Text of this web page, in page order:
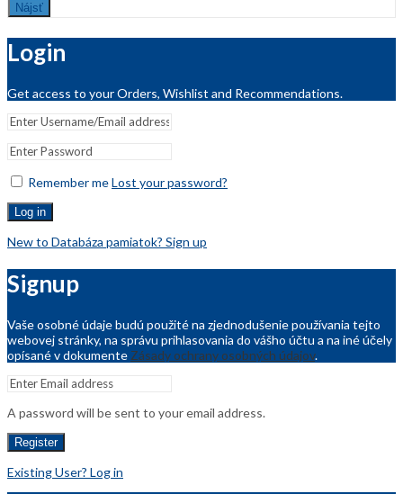
Nájsť
Login
Get access to your Orders, Wishlist and Recommendations.
Remember meLost your password?
Log in
New to Databáza pamiatok? Sign up
Signup
Vaše osobné údaje budú použité na zjednodušenie používania tejto
webovej stránky, na správu prihlasovania do vášho účtu a na iné účely
opísané v dokumente Zásady ochrany osobných údajov.
A password will be sent to your email address.
Register
Existing User? Log in